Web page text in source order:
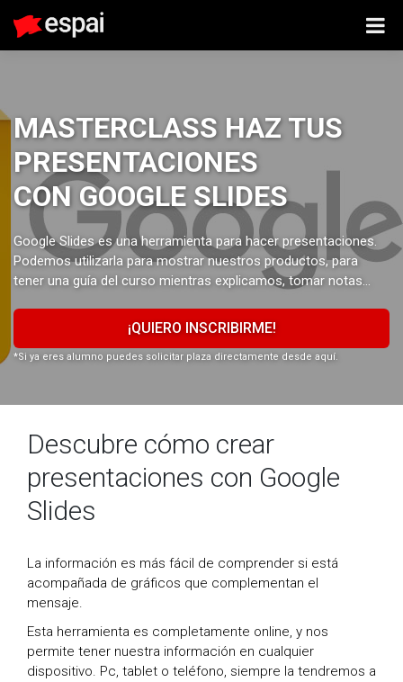
MASTERCLASS HAZ TUS
PRESENTACIONES
CON GOOGLE SLIDES
Google Slides es una herramienta para hacer presentaciones.
Podemos utilizarla para mostrar nuestros productos, para
tener una guía del curso mientras explicamos, tomar notas…
¡QUIERO INSCRIBIRME!
*Si ya eres alumno puedes solicitar plaza directamente desde aquí.
Descubre cómo crear
presentaciones con Google
Slides
La información es más fácil de comprender si está
acompañada de gráficos que complementan el
mensaje.
Esta herramienta es completamente online, y nos
permite tener nuestra información en cualquier
dispositivo. Pc, tablet o teléfono, siempre la tendremos a